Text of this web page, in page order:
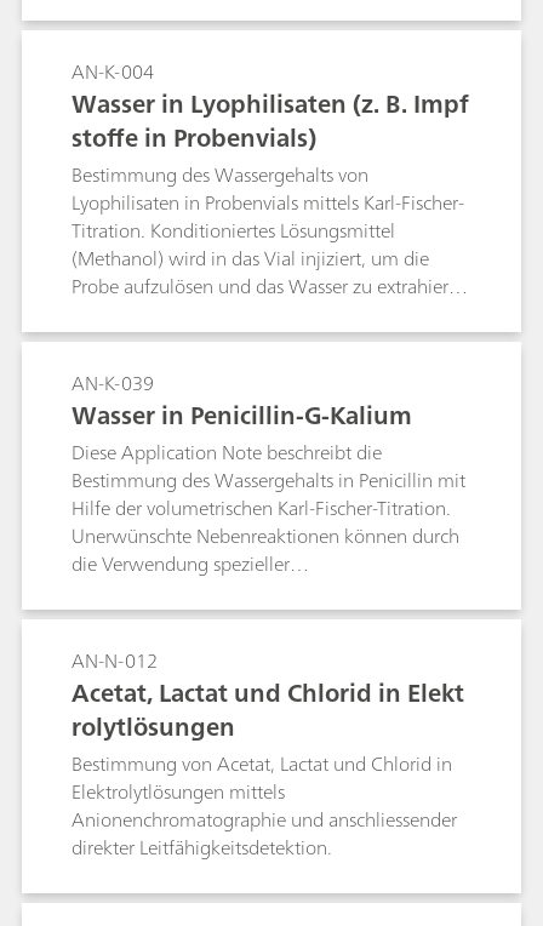
Eisen vom ermittelten Gesamteisengehalt
bestimmt werden. Dies erhöht aufgrund der
Fehlerfortpflanzung allerdings den Messfehler.
Die alternative Bestimmung von Eisen(II) mit
Cer(IV) mittels potentiometrischer Titration wird
dadurch erschwert, dass der Äquivalenzpunkt
nicht eindeutig bestimmt werden kann. Die
Bestimmung mittels thermometrischer Titration
ist eine robustere und damit zuverlässigere
Alternative, da diese Methode von der
Endpunkt der Titration von einem
angezeigt. Die Endpunktdetektion lässt sich
weiter verbessern, indem die Probe mit 0,2 %
Ammoniumeisen(II)-sulfat (FAS) aufgestockt
wird, damit die Bestimmung noch zuverlässiger
erfolgen kann. Die thermometrische Titration ist
im Vergleich zur potentiometrischen Titration
schneller und praktischer, da sie keine
dauert jeweils ca. 2 bis 3 Minuten.
AN-K-004
Wasser in Lyophilisaten (z. B. Impf
stoffe in Probenvials)
Bestimmung des Wassergehalts von
Lyophilisaten in Probenvials mittels Karl-Fischer-
Titration. Konditioniertes Lösungsmittel
(Methanol) wird in das Vial injiziert, um die
Probe aufzulösen und das Wasser zu extrahieren
Probenvials in das Titriergefäss überführt, um die
automatische Bestimmung durchzuführen.
AN-K-039
Wasser in Penicillin-G-Kalium
Diese Application Note beschreibt die
Bestimmung des Wassergehalts in Penicillin mit
Hilfe der volumetrischen Karl-Fischer-Titration.
Unerwünschte Nebenreaktionen können durch
die Verwendung spezieller
AN-N-012
Acetat, Lactat und Chlorid in Elekt
rolytlösungen
Bestimmung von Acetat, Lactat und Chlorid in
Elektrolytlösungen mittels
Anionenchromatographie und anschliessender
direkter Leitfähigkeitsdetektion.